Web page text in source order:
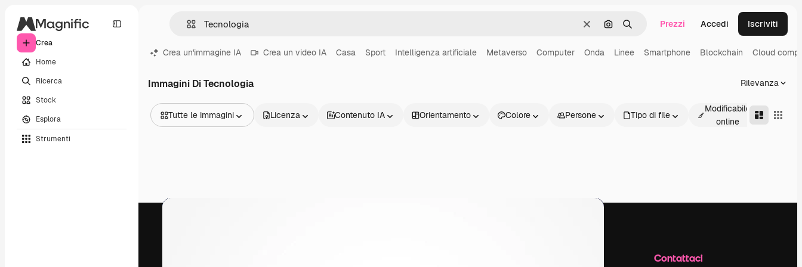
Crea
Home
Ricerca
Stock
Esplora
Strumenti
CancellaCerca per immagine
Ricerca Prezzi Accedi Iscriviti
Crea un'immagine IA Crea un video IA Casa Sport Intelligenza artificiale Metaverso Computer Onda Linee Smartphone Blockchain Cloud
Immagini Di Tecnologia Rilevanza
Tutte le immagini
Video
Licenza Contenuto IA Orientamento Colore Persone Tipo di file
Modificabile
online
Contattaci